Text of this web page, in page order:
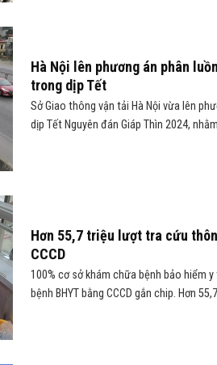
Hà Nội lên phương án phân
trong dịp Tết
Sở Giao thông vận tải Hà Nội vừa lên
dịp Tết Nguyên đán Giáp Thìn 2024,
Hơn 55,7 triệu lượt tra cứu
CCCD
100% cơ sở khám chữa bệnh bảo hiểm
bệnh BHYT bằng CCCD gắn chip. Hơn